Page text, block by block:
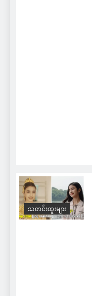
သတင်းထူးများ